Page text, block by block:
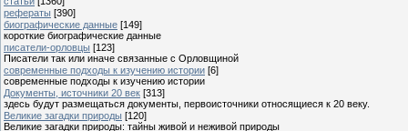
рефераты [390]
биографические данные [149]
короткие биографические данные
писатели-орловцы [123]
Писатели так или иначе связанные с Орловщиной
современные подходы к изучению истории [6]
современные подходы к изучению истории
Документы, источники 20 век [313]
здесь будут размещаться документы, первоисточники относящиеся к 20 веку.
Великие загадки природы [120]
Великие загадки природы: тайны живой и неживой природы